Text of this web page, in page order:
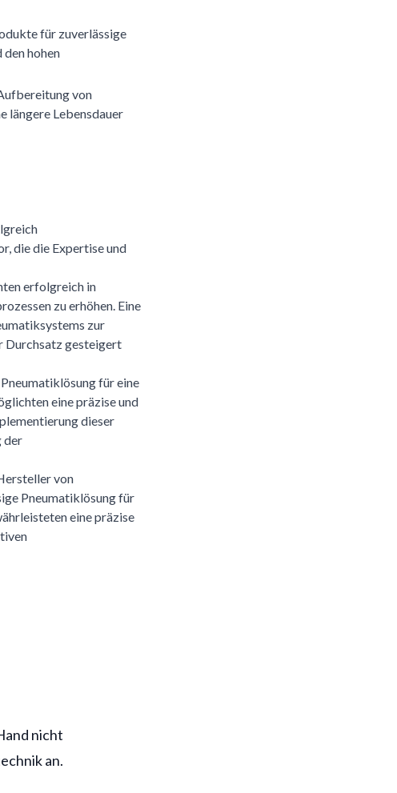
für zuverlässige
hohen
von
längere Lebensdauer
die die Expertise und
erfolgreich in
zu erhöhen. Eine
zur
Durchsatz gesteigert
für eine
eine präzise und
dieser
der
von
Pneumatiklösung für
eine präzise
nicht
an.